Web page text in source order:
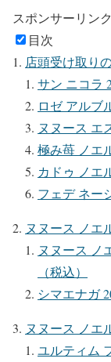
スポンサーリンク
目次
店頭受け取り
サン ニコラ
ロゼ アルブ
ヌヌース エ
極み苺 ノエ
カドゥ ノエ
フェデ ネー
ヌヌース ノエ
ヌヌース ノ
（税込）
シマエナガ
ヌヌース ノエ
ユルティム